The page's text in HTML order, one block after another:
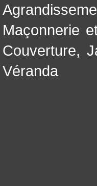
Maçonnerie
Couverture,
Véranda